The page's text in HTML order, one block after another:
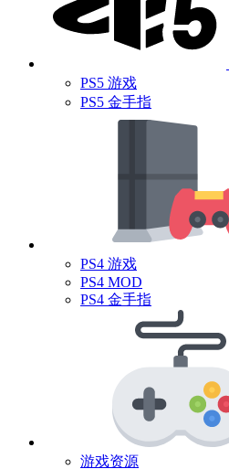
PS5 游戏
PS5 金手指
PS4 游戏
PS4 MOD
PS4 金手指
游戏资源